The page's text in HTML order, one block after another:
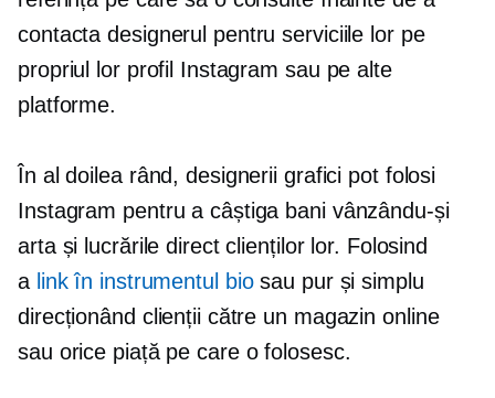
contacta designerul pentru serviciile lor pe
propriul lor profil Instagram sau pe alte
platforme.
În al doilea rând, designerii grafici pot folosi
Instagram pentru a câștiga bani vânzându-și
arta și lucrările direct clienților lor. Folosind
a link în instrumentul biosau pur și simplu
direcționând clienții către un magazin online
sau orice piață pe care o folosesc.